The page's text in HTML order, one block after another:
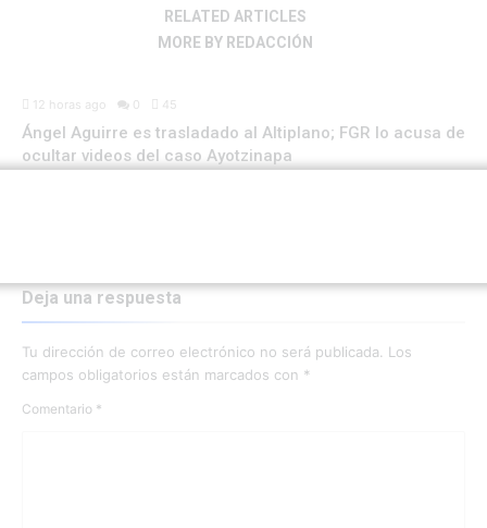
RELATED ARTICLES
MORE BY REDACCIÓN
12 horas ago 0 45
Ángel Aguirre es trasladado al Altiplano; FGR lo acusa de
ocultar videos del caso Ayotzinapa
Deja una respuesta
Tu dirección de correo electrónico no será publicada.
Los
campos obligatorios están marcados con *
Comentario *